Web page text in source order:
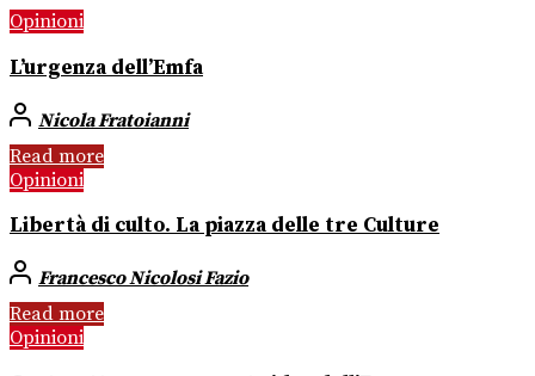
Opinioni
L’urgenza dell’Emfa
Nicola Fratoianni
Read more
Opinioni
Libertà di culto. La piazza delle tre Culture
Francesco Nicolosi Fazio
Read more
Opinioni